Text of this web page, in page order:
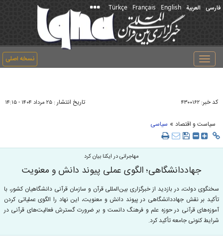
فارسی العربیة English
Français
Türkçe
نسخه اصلی
Toggle
navigation
کد خبر: ۴۳۰۰۱۶۲ تاریخ انتشار : ۲۵ مرداد ۱۴۰۴ - ۱۴:۱۵
سیاست و اقتصاد » سیاسی
مهاجرانی در ایکنا بیان کرد
جهاددانشگاهی؛ الگوی عملی پیوند دانش و معنویت
سخنگوی دولت، در بازدید از خبرگزاری بین‌المللی قرآن و سازمان قرآنی دانشگاهیان کشور، با
تأکید بر نقش جهاددانشگاهی در پیوند دانش و معنویت، این نهاد را الگوی عملیاتی کردن
آموزه‌های قرآنی در حوزه علم و فرهنگ دانست و بر ضرورت گسترش فعالیت‌های قرآنی در
شرایط کنونی جامعه تأکید کرد.